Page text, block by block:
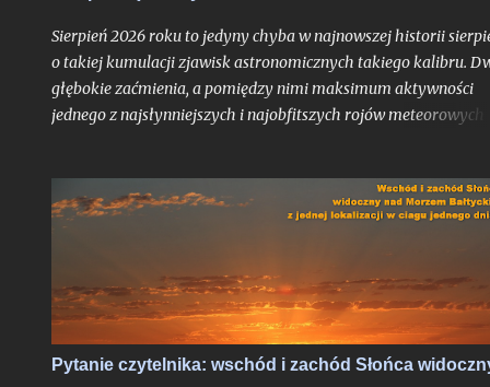
zaćmienie Słońc...
Sierpień 2026 roku to jedyny chyba w najnowszej historii
o takiej kumulacji zjawisk astronomicznych takiego kalibru.
głębokie zaćmienia, a pomiędzy nimi maksimum aktywności
jednego z najsłynniejszych i najobfitszych rojów meteorowych
trudne do przebicia otwarcie nowego sezonu z nocami
astronomicznymi. Do pełni szczęścia brakowałby chyba tylko
dwóch lat - nawet takie scenariusze bywają realne. Po
zachęcie do obserwacji sierpniowych zaćmień zapraszam na
wskazówek odnośnie najbardziej lubianego przez amatorów
wakacyjnego roju meteorów, których tylko w jedną noc
ujrzeć więcej, niż większość ludzi zobaczy przez całe życie.
Pytanie czytelnika: wschód i zachód Słońca